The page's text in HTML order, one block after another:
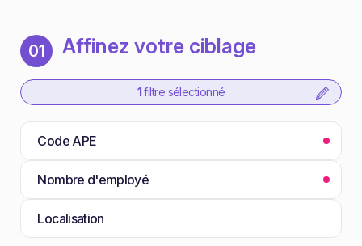
01 Affinez votre ciblage
1 filtre sélectionné
Code APE
Nombre d'employé
Localisation